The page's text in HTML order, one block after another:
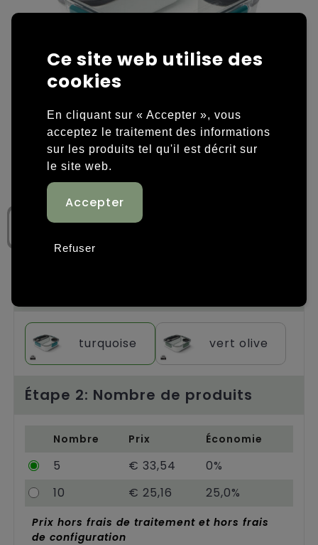
Overige tassen
Sacs en papier
Sacs promotionnels
Sacs de voyage
Sacs à dos
Sacs porté épaule
Sacs de plage
Chariots
Polos
Sweaters personnalisés
T-shirts personnalisés
Vestes personnalisées
Chaussures personnalisées
turquoise vert olive
Étape 2: Nombre de produits
Nombre Prix Économie
5 € 33,54
0%
10
€ 25,16 25,0%
Prix hors frais de traitement et hors frais
de configuration
Ce site web utilise des
cookies
En cliquant sur « Accepter », vous
acceptez le traitement des informations
sur les produits tel qu'il est décrit sur
le site web.
Refuser